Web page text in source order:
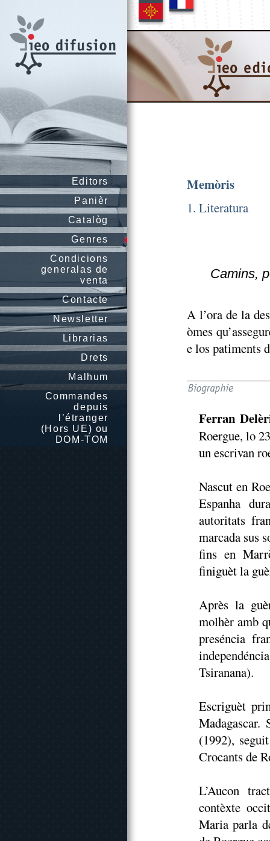
Editors
Panièr
Catalòg
Genres
Condicions
generalas de
venta
Contacte
Newsletter
Librarias
Drets
Malhum
Commandes
depuis
l’étranger
(Hors UE) ou
DOM-TOM
Memòris
1. Literatura
Camins,
A l’ora de la
òmes
e los patiments
Ferran
Roergue, lo
un escrivan
Nascut en
Espanha
autoritats
marcada sus
fins en
finiguèt la
Après la
molhèr amb
preséncia
Tsiranana).
Escriguèt
(1992),
Crocants de
L’Aucon
contèxte
Maria parla